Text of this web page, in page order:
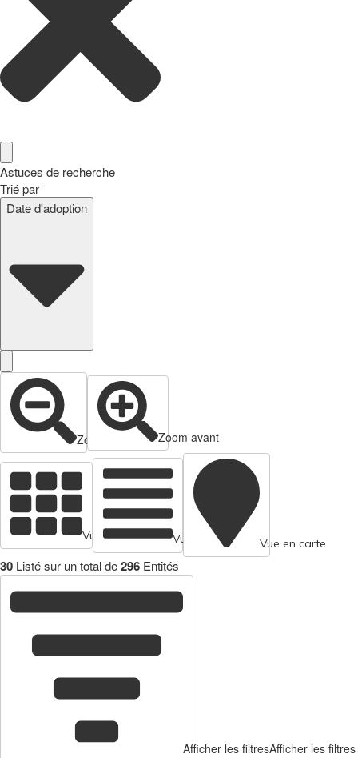
Astuces de recherche
Trié par
Date d'adoption
Zoom arrière Zoom avant
Vue en cartes Vue tabulaire Vue en carte
30 Listé sur un total de296 Entités
Afficher les filtresAfficher les filtres